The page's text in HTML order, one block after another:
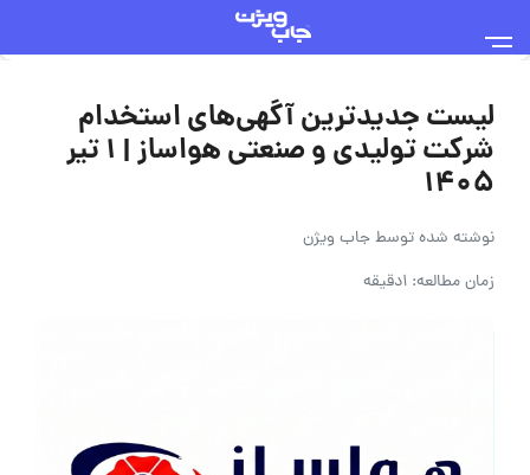
لیست جدیدترین آگهی‌های استخدام
شرکت تولیدی و صنعتی هواساز | ۱ تیر
۱۴۰۵
نوشته شده توسطجاب ویژن
زمان مطالعه: 1دقیقه